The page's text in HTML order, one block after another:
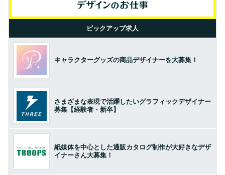
ピックアップ求人
キャラクターグッズの商品デザイナーを大募集！
さまざまな表現で活躍したいグラフィックデザイナー
募集【経験者・新卒】
紙媒体を中心とした通販カタログ制作が大好きなデザ
イナーさん大募集！